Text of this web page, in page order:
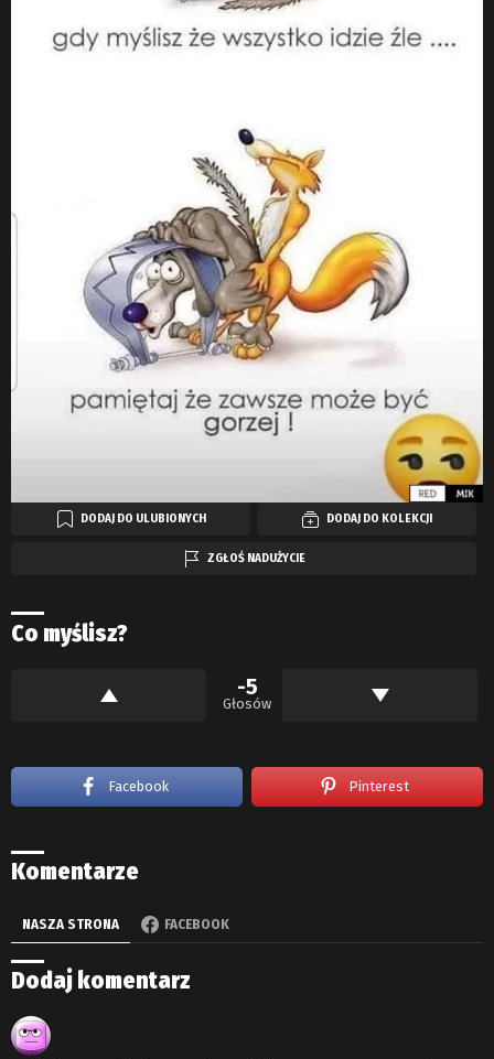
DODAJ DO ULUBIONYCH DODAJ DO KOLEKCJI
ZGŁOŚ NADUŻYCIE
Co myślisz?
-5
Głosów
Facebook Pinterest
Komentarze
NASZA STRONA FACEBOOK
Dodaj komentarz